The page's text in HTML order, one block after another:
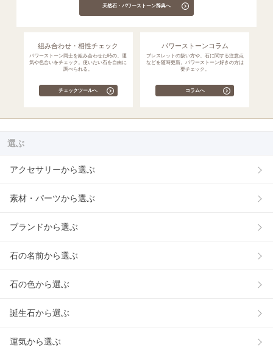
天然石・パワーストーン辞典へ
組み合わせ・相性チェック
パワーストーン同士を組み合わせた時の、運
気や色合いをチェック。使いたい石を自由に
調べられる。
チェックツールへ
パワーストーンコラム
ブレスレットの扱い方や、石に関する注意点
などを随時更新。パワーストーン好きの方は
要チェック。
コラムへ
選ぶ
アクセサリーから選ぶ
素材・パーツから選ぶ
ブランドから選ぶ
石の名前から選ぶ
石の色から選ぶ
誕生石から選ぶ
運気から選ぶ